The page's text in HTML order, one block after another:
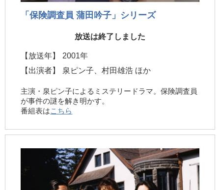
「保険調査員 蒲田吟子」シリーズ
放送は終了しました
【放送年】
2001年
【出演者】
泉ピン子、村田雄浩 ほか
主演・泉ピン子によるミステリードラマ。保険調査員
が事件の謎を解き明かす。
番組表はこちら